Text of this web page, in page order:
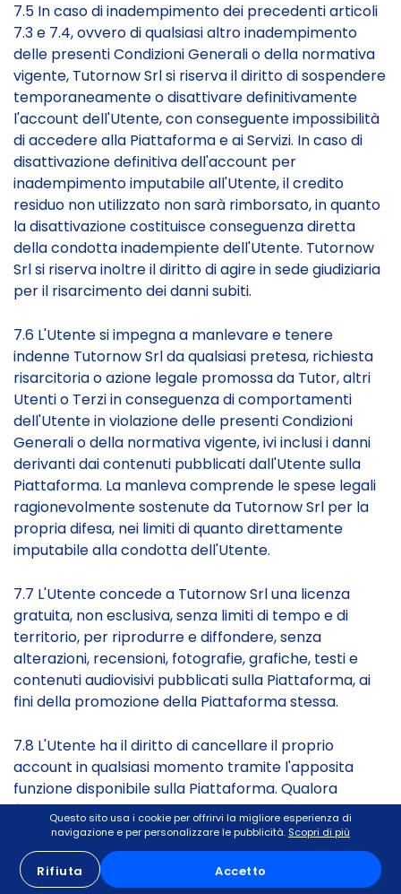
7.5 In caso di inadempimento dei precedenti articoli
7.3 e 7.4, ovvero di qualsiasi altro inadempimento
delle presenti Condizioni Generali o della normativa
vigente, Tutornow Srl si riserva il diritto di sospendere
temporaneamente o disattivare definitivamente
l'account dell'Utente, con conseguente impossibilità
di accedere alla Piattaforma e ai Servizi. In caso di
disattivazione definitiva dell'account per
inadempimento imputabile all'Utente, il credito
residuo non utilizzato non sarà rimborsato, in quanto
la disattivazione costituisce conseguenza diretta
della condotta inadempiente dell'Utente. Tutornow
Srl si riserva inoltre il diritto di agire in sede giudiziaria
per il risarcimento dei danni subiti.
7.6 L'Utente si impegna a manlevare e tenere
indenne Tutornow Srl da qualsiasi pretesa, richiesta
risarcitoria o azione legale promossa da Tutor, altri
Utenti o Terzi in conseguenza di comportamenti
dell'Utente in violazione delle presenti Condizioni
Generali o della normativa vigente, ivi inclusi i danni
derivanti dai contenuti pubblicati dall'Utente sulla
Piattaforma. La manleva comprende le spese legali
ragionevolmente sostenute da Tutornow Srl per la
propria difesa, nei limiti di quanto direttamente
imputabile alla condotta dell'Utente.
7.7 L'Utente concede a Tutornow Srl una licenza
gratuita, non esclusiva, senza limiti di tempo e di
territorio, per riprodurre e diffondere, senza
alterazioni, recensioni, fotografie, grafiche, testi e
contenuti audiovisivi pubblicati sulla Piattaforma, ai
fini della promozione della Piattaforma stessa.
7.8 L'Utente ha il diritto di cancellare il proprio
account in qualsiasi momento tramite l'apposita
funzione disponibile sulla Piattaforma. Qualora
l'Utente abbia un abbonamento attivo, la
cancellazione dell'account è subordinata alla
preventiva disdetta dell'abbonamento secondo le
modalità di cui all'articolo 6.1.2, ovvero, nel caso di
Questo sito usa i cookie per offrirvi la migliore esperienza di
navigazione e per personalizzare le pubblicità. Scopri di più
Rifiuta Accetto